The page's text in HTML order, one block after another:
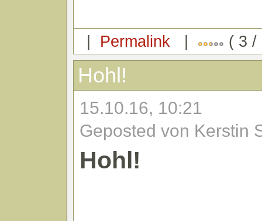
| Permalink | ( 3 /
Hohl!
15.10.16, 10:21
Geposted von Kerstin
Hohl!